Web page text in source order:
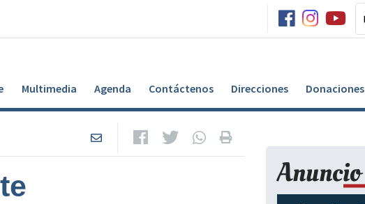
Multimedia Agenda Contáctenos Direcciones Donaciones
Anuncio